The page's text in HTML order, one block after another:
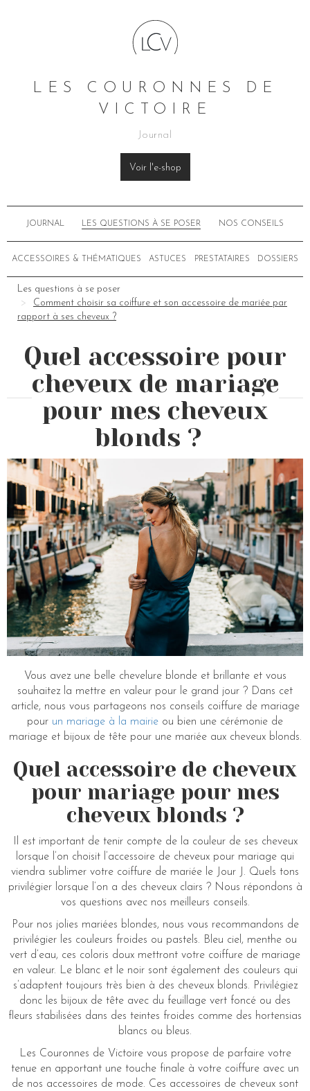
LES COURONNES DE
VICTOIRE
Journal
Voir l'e-shop
JOURNAL LES QUESTIONS À SE POSER NOS CONSEILS
ACCESSOIRES & THÉMATIQUES ASTUCES PRESTATAIRES DOSSIERS
Les questions à se poser
Comment choisir sa coiffure et son accessoire de mariée par
rapport à ses cheveux ?
Quel accessoire pour
cheveux de mariage
pour mes cheveux
blonds ?
Vous avez une belle chevelure blonde et brillante et vous
souhaitez la mettre en valeur pour le grand jour ? Dans cet
article, nous vous partageons nos conseils coiffure de mariage
pour un mariage à la mairie ou bien une cérémonie de
mariage et bijoux de tête pour une mariée aux cheveux blonds.
Quel accessoire de cheveux
pour mariage pour mes
cheveux blonds ?
Il est important de tenir compte de la couleur de ses cheveux
lorsque l’on choisit l’accessoire de cheveux pour mariage qui
viendra sublimer votre coiffure de mariée le Jour J. Quels tons
privilégier lorsque l’on a des cheveux clairs ? Nous répondons à
vos questions avec nos meilleurs conseils.
Pour nos jolies mariées blondes, nous vous recommandons de
privilégier les couleurs froides ou pastels. Bleu ciel, menthe ou
vert d’eau, ces coloris doux mettront votre coiffure de mariage
en valeur. Le blanc et le noir sont également des couleurs qui
s’adaptent toujours très bien à des cheveux blonds. Privilégiez
donc les bijoux de tête avec du feuillage vert foncé ou des
fleurs stabilisées dans des teintes froides comme des hortensias
blancs ou bleus.
Les Couronnes de Victoire vous propose de parfaire votre
tenue en apportant une touche finale à votre coiffure avec un
de nos accessoires de mode. Ces accessoires de cheveux sont